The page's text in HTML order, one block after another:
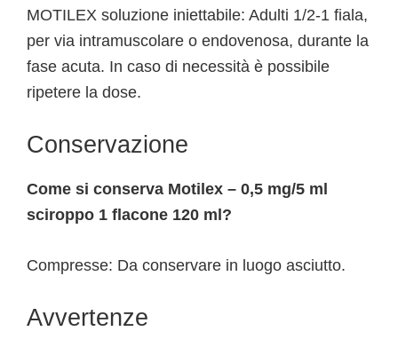
MOTILEX soluzione iniettabile: Adulti 1/2-1 fiala,
per via intramuscolare o endovenosa, durante la
fase acuta. In caso di necessità è possibile
ripetere la dose.
Conservazione
Come si conserva Motilex – 0,5 mg/5 ml
sciroppo 1 flacone 120 ml?
Compresse: Da conservare in luogo asciutto.
Avvertenze